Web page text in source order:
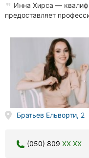
Инна Хирса —
предоставляет
Братьев Ельворти, 2
(050) 809 XX XX